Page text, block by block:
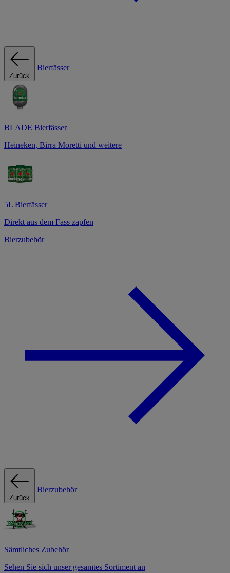
Zurück
Bierfässer
BLADE Bierfässer
Heineken, Birra Moretti und weitere
5L Bierfässer
Direkt aus dem Fass zapfen
Bierzubehör
Zurück
Bierzubehör
Sämtliches Zubehör
Sehen Sie sich unser gesamtes Sortiment an